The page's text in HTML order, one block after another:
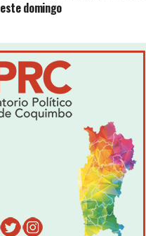
este domingo